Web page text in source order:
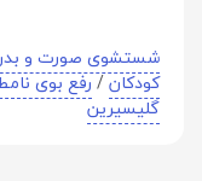
شستشوی صورت و
کودکان/رفع بوی
گلیسیرین